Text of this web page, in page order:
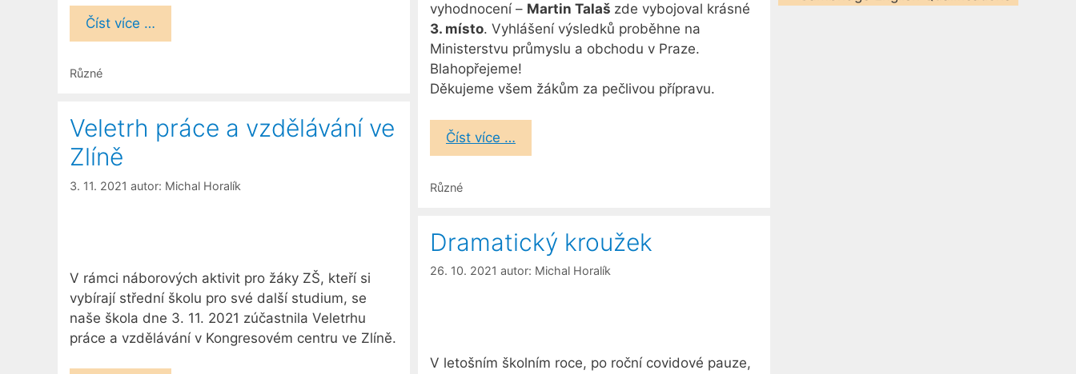
vyhodnocení – Martin Talaš zde vybojoval krásné
3. místo. Vyhlášení výsledků proběhne na
Ministerstvu průmyslu a obchodu v Praze.
Blahopřejeme!
Děkujeme všem žákům za pečlivou přípravu.
Číst více …
Rubriky
Různé
Číst více …
Rubriky
Různé
Veletrh práce a vzdělávání ve
Zlíně
3. 11. 2021 autor: Michal Horalík
V rámci náborových aktivit pro žáky ZŠ, kteří si
vybírají střední školu pro své další studium, se
naše škola dne 3. 11. 2021 zúčastnila Veletrhu
práce a vzdělávání v Kongresovém centru ve Zlíně.
Dramatický kroužek
26. 10. 2021 autor: Michal Horalík
V letošním školním roce, po roční covidové pauze,